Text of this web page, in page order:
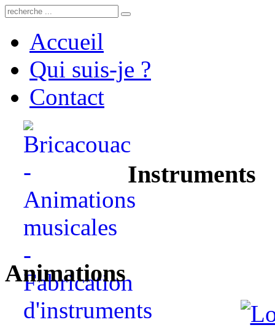
Accueil
Qui suis-je ?
Contact
Instruments
Animations